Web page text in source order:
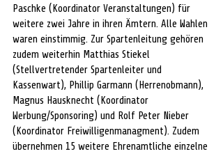
Paschke (Koordinator Veranstaltungen) für
weitere zwei Jahre in ihren Ämtern. Alle Wahlen
waren einstimmig. Zur Spartenleitung gehören
zudem weiterhin Matthias Stiekel
(Stellvertretender Spartenleiter und
Kassenwart), Phillip Garmann (Herrenobmann),
Magnus Hausknecht (Koordinator
Werbung/Sponsoring) und Rolf Peter Nieber
(Koordinator Freiwilligenmanagment). Zudem
übernehmen 15 weitere Ehrenamtliche einzelne